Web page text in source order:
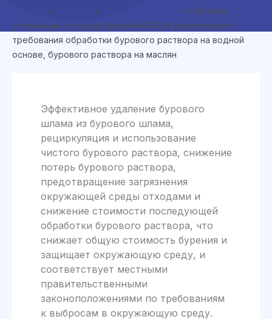
» » » Система
утилизация отходов бурения KOSUN удовлетворит
требования обработки бурового раствора на водной
основе, бурового раствора на маслян
Эффективное удаление бурового
шлама из бурового шлама,
рециркуляция и использование
чистого бурового раствора, снижение
потерь бурового раствора,
предотвращение загрязнения
окружающей среды отходами и
снижение стоимости последующей
обработки бурового раствора, что
снижает общую стоимость бурения и
защищает окружающую среду, и
соответствует местными
правительственными
законоположениями по требованиям
к выбросам в окружающую среду.